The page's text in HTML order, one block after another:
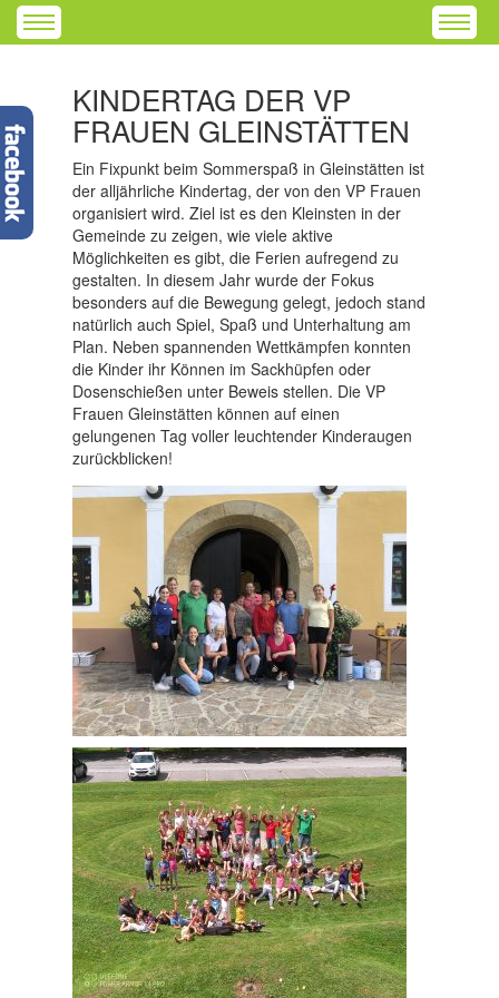
KINDERTAG DER VP
FRAUEN GLEINSTÄTTEN
Ein Fixpunkt beim Sommerspaß in Gleinstätten ist
der alljährliche Kindertag, der von den VP Frauen
organisiert wird. Ziel ist es den Kleinsten in der
Gemeinde zu zeigen, wie viele aktive
Möglichkeiten es gibt, die Ferien aufregend zu
gestalten. In diesem Jahr wurde der Fokus
besonders auf die Bewegung gelegt, jedoch stand
natürlich auch Spiel, Spaß und Unterhaltung am
Plan. Neben spannenden Wettkämpfen konnten
die Kinder ihr Können im Sackhüpfen oder
Dosenschießen unter Beweis stellen. Die VP
Frauen Gleinstätten können auf einen
gelungenen Tag voller leuchtender Kinderaugen
zurückblicken!